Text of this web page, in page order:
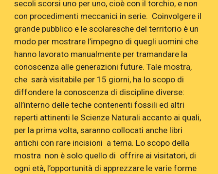
secoli scorsi uno per uno, cioè con il torchio, e non
con procedimenti meccanici in serie. Coinvolgere il
grande pubblico e le scolaresche del territorio è un
modo per mostrare l’impegno di quegli uomini che
hanno lavorato manualmente per tramandare la
conoscenza alle generazioni future. Tale mostra,
che sarà visitabile per 15 giorni, ha lo scopo di
diffondere la conoscenza di discipline diverse:
all’interno delle teche contenenti fossili ed altri
reperti attinenti le Scienze Naturali accanto ai quali,
per la prima volta, saranno collocati anche libri
antichi con rare incisioni a tema. Lo scopo della
mostra non è solo quello di offrire ai visitatori, di
ogni età, l’opportunità di apprezzare le varie forme